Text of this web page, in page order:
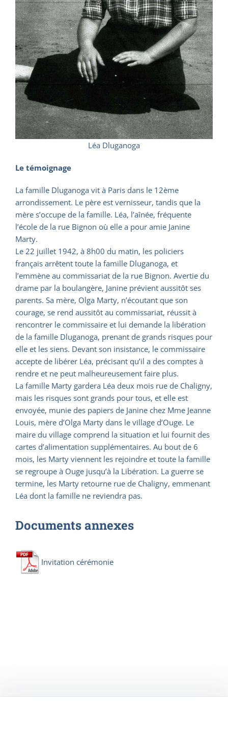
Léa Dluganoga
Le témoignage
La famille Dluganoga vit à Paris dans le 12ème
arrondissement. Le père est vernisseur, tandis que la
mère s’occupe de la famille. Léa, l’aînée, fréquente
l’école de la rue Bignon où elle a pour amie Janine
Marty.
Le 22 juillet 1942, à 8h00 du matin, les policiers
français arrêtent toute la famille Dluganoga, et
l’emmène au commissariat de la rue Bignon. Avertie du
drame par la boulangère, Janine prévient aussitôt ses
parents. Sa mère, Olga Marty, n’écoutant que son
courage, se rend aussitôt au commissariat, réussit à
rencontrer le commissaire et lui demande la libération
de la famille Dluganoga, prenant de grands risques pour
elle et les siens. Devant son insistance, le commissaire
accepte de libérer Léa, précisant qu’il a des comptes à
rendre et ne peut malheureusement faire plus.
La famille Marty gardera Léa deux mois rue de Chaligny,
mais les risques sont grands pour tous, et elle est
envoyée, munie des papiers de Janine chez Mme Jeanne
Louis, mère d’Olga Marty dans le village d’Ouge. Le
maire du village comprend la situation et lui fournit des
cartes d’alimentation supplémentaires. Au bout de 6
mois, les Marty viennent les rejoindre et toute la famille
se regroupe à Ouge jusqu’à la Libération. La guerre se
termine, les Marty retourne rue de Chaligny, emmenant
Léa dont la famille ne reviendra pas.
Documents annexes
Invitation cérémonie